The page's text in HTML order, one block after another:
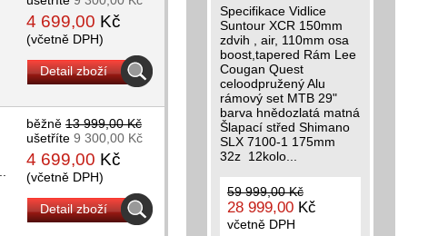
4 699,00 Kč
(včetně DPH)
Detail zboží
běžně 13 999,00 Kč
ušetříte 9 300,00 Kč
4 699,00 Kč
(včetně DPH)
Detail zboží
Specifikace Vidlice
Suntour XCR 150mm
zdvih , air, 110mm osa
boost,tapered Rám Lee
Cougan Quest
celoodpružený Alu
rámový set MTB 29"
barva hnědozlatá matná
Šlapací střed Shimano
SLX 7100-1 175mm
32z 12kolo...
59 999,00 Kč
28 999,00 Kč
včetně DPH